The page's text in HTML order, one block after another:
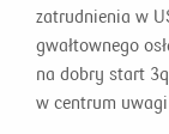
zatrudnienia w
gwałtownego
na dobry start
w centrum uwagi